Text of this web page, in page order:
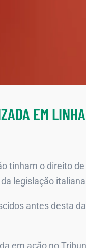
EM
tinham o direito
legislação
antes desta
em ação no